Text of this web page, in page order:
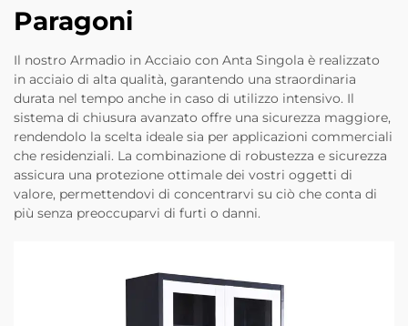
Paragoni
Il nostro Armadio in Acciaio con Anta Singola è realizzato
in acciaio di alta qualità, garantendo una straordinaria
durata nel tempo anche in caso di utilizzo intensivo. Il
sistema di chiusura avanzato offre una sicurezza maggiore,
rendendolo la scelta ideale sia per applicazioni commerciali
che residenziali. La combinazione di robustezza e sicurezza
assicura una protezione ottimale dei vostri oggetti di
valore, permettendovi di concentrarvi su ciò che conta di
più senza preoccuparvi di furti o danni.